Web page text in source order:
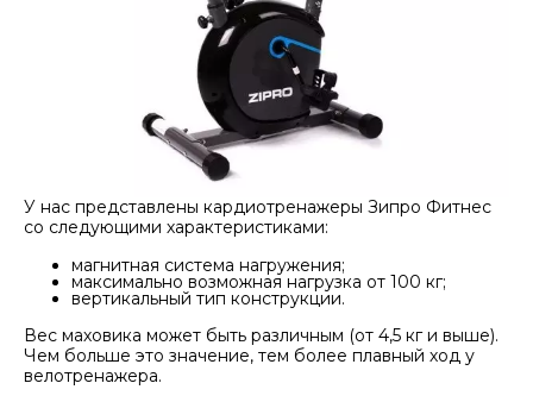
У нас представлены кардиотренажеры Зипро Фитнес
со следующими характеристиками:
магнитная система нагружения;
максимально возможная нагрузка от 100 кг;
вертикальный тип конструкции.
Вес маховика может быть различным (от 4,5 кг и выше).
Чем больше это значение, тем более плавный ход у
велотренажера.